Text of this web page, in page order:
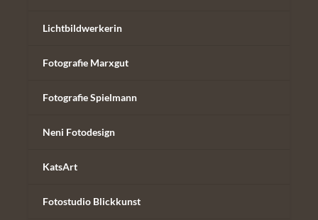
Lichtbildwerkerin
Fotografie Marxgut
Fotografie Spielmann
Neni Fotodesign
KatsArt
Fotostudio Blickkunst